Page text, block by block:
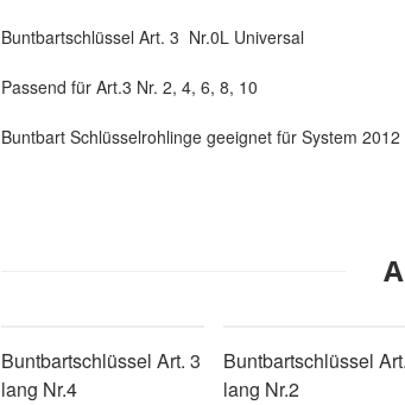
Buntbartschlüssel Art. 3 Nr.0L Universal
Passend für Art.3 Nr. 2, 4, 6, 8, 10
Buntbart Schlüsselrohlinge geeignet für System 2012
Buntbartschlüssel Art. 3
lang Nr.4
Buntbartschlüssel
lang Nr.2